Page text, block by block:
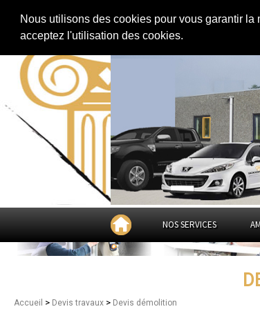
Nous utilisons des cookies pour vous garantir
acceptez l'utilisation des cookies.
Devis
NOS SERVICES
Accueil > Devis travaux > Devis démolition